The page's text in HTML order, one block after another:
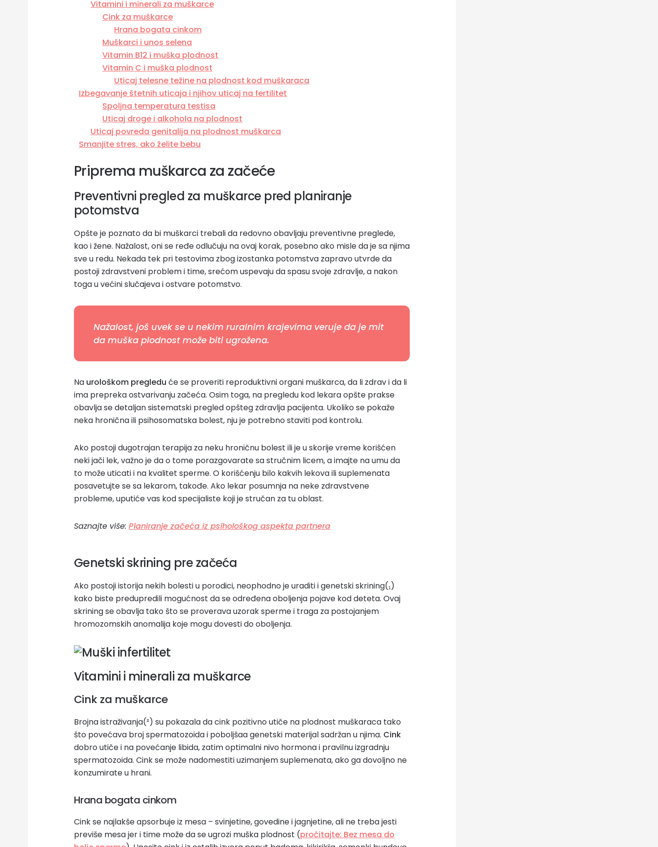
Vitamini i minerali za muškarce
Cink za muškarce
Hrana bogata cinkom
Muškarci i unos selena
Vitamin B12 i muška plodnost
Vitamin C i muška plodnost
Uticaj telesne težine na plodnost kod muškaraca
Izbegavanje štetnih uticaja i njihov uticaj na fertilitet
Spoljna temperatura testisa
Uticaj droge i alkohola na plodnost
Uticaj povreda genitalija na plodnost muškarca
Smanjite stres, ako želite bebu
Priprema muškarca za začeće
Preventivni pregled za muškarce pred planiranje
potomstva
Opšte je poznato da bi muškarci trebali da redovno obavljaju preventivne preglede,
kao i žene. Nažalost, oni se ređe odlučuju na ovaj korak, posebno ako misle da je sa njima
sve u redu. Nekada tek pri testovima zbog izostanka potomstva zapravo utvrde da
postoji zdravstveni problem i time, srećom uspevaju da spasu svoje zdravlje, a nakon
toga u većini slučajeva i ostvare potomstvo.
Nažalost, još uvek se u nekim ruralnim krajevima veruje da je mit
da muška plodnost može biti ugrožena.
Na urološkom pregledu će se proveriti reproduktivni organi muškarca, da li zdrav i da li
ima prepreka ostvarivanju začeća. Osim toga, na pregledu kod lekara opšte prakse
obavlja se detaljan sistematski pregled opšteg zdravlja pacijenta. Ukoliko se pokaže
neka hronična ili psihosomatska bolest, nju je potrebno staviti pod kontrolu.
Ako postoji dugotrajan terapija za neku hroničnu bolest ili je u skorije vreme korišćen
neki jači lek, važno je da o tome porazgovarate sa stručnim licem, a imajte na umu da
to može uticati i na kvalitet sperme. O korišćenju bilo kakvih lekova ili suplemenata
posavetujte se sa lekarom, takođe. Ako lekar posumnja na neke zdravstvene
probleme, uputiće vas kod specijaliste koji je stručan za tu oblast.
Saznajte više: Planiranje začeća iz psihološkog aspekta partnera
Genetski skrining pre začeća
Ako postoji istorija nekih bolesti u porodici, neophodno je uraditi i genetski skrining(₁)
kako biste predupredili mogućnost da se određena oboljenja pojave kod deteta. Ovaj
skrining se obavlja tako što se proverava uzorak sperme i traga za postojanjem
hromozomskih anomalija koje mogu dovesti do oboljenja.
Vitamini i minerali za muškarce
Cink za muškarce
Brojna istraživanja(²) su pokazala da cink pozitivno utiče na plodnost muškaraca tako
što povećava broj spermatozoida i poboljšaa genetski materijal sadržan u njima. Cink
dobro utiče i na povećanje libida, zatim optimalni nivo hormona i pravilnu izgradnju
spermatozoida. Cink se može nadomestiti uzimanjem suplemenata, ako ga dovoljno ne
konzumirate u hrani.
Hrana bogata cinkom
Cink se najlakše apsorbuje iz mesa – svinjetine, govedine i jagnjetine, ali ne treba jesti
previše mesa jer i time može da se ugrozi muška plodnost (pročitajte: Bez mesa do